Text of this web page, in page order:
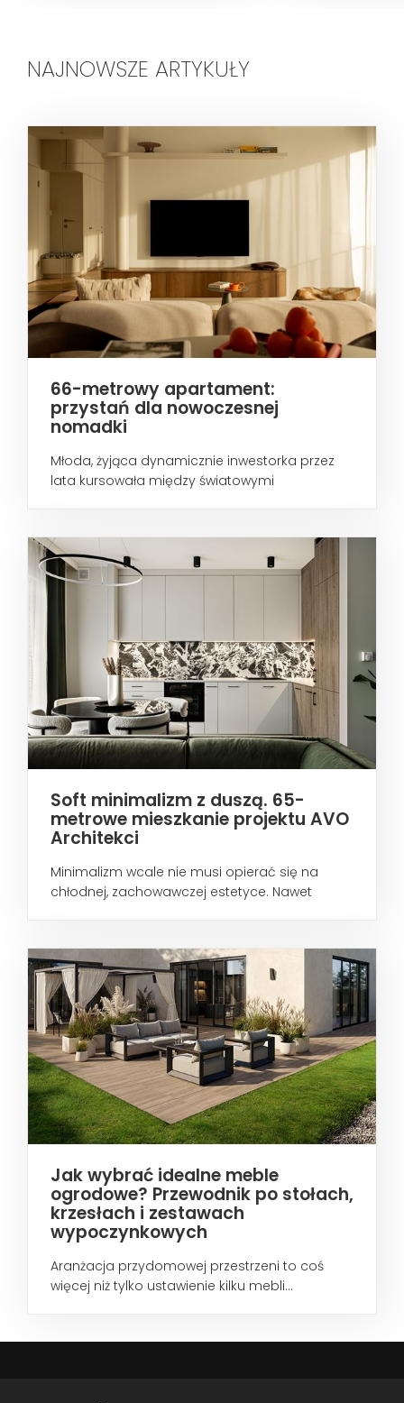
NAJNOWSZE ARTYKUŁY
66-metrowy apartament:
przystań dla nowoczesnej
nomadki
Młoda, żyjąca dynamicznie inwestorka przez
lata kursowała między światowymi
Soft minimalizm z duszą. 65-
metrowe mieszkanie projektu AVO
Architekci
Minimalizm wcale nie musi opierać się na
chłodnej, zachowawczej estetyce. Nawet
Jak wybrać idealne meble
ogrodowe? Przewodnik po stołach,
krzesłach i zestawach
wypoczynkowych
Aranżacja przydomowej przestrzeni to coś
więcej niż tylko ustawienie kilku mebli...